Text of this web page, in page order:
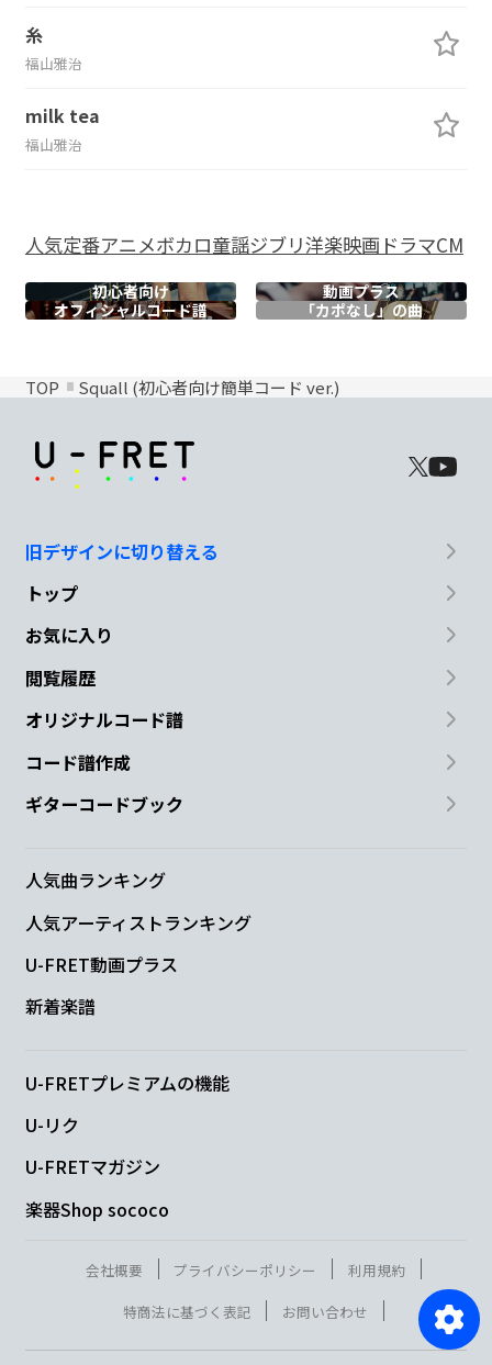
糸
福山雅治
milk tea
福山雅治
人気定番アニメボカロ童謡ジブリ洋楽映画ドラマCM
初心者向け
動画プラス
オフィシャルコード譜 「カポなし」の曲
TOP Squall (初心者向け簡単コード ver.)
旧デザインに切り替える
トップ
お気に入り
閲覧履歴
オリジナルコード譜
コード譜作成
ギターコードブック
人気曲ランキング
人気アーティストランキング
U-FRET動画プラス
新着楽譜
U-FRETプレミアムの機能
U-リク
U-FRETマガジン
楽器Shop sococo
会社概要 プライバシーポリシー
利用規約
特商法に基づく表記
お問い合わせ